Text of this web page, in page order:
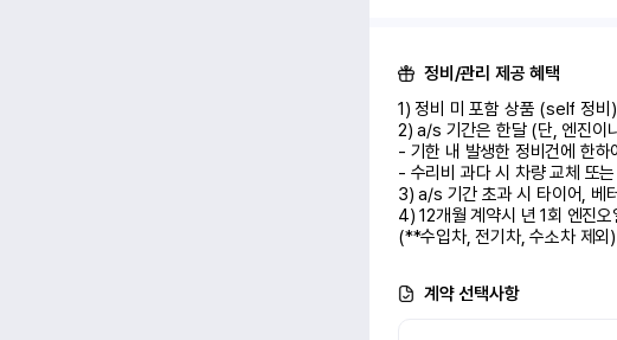
정비/관리 제공 혜택
1) 정비 미 포함 상품 (self 정비)
2) a/s 기간은 한달 (단, 엔진
- 기한 내 발생한 정비건에 한하
- 수리비 과다 시 차량 교체 또는
3) a/s 기간 초과 시 타이어, 베
4) 12개월 계약시 년 1회 엔진
(**수입차, 전기차, 수소차 제외)
계약 선택사항